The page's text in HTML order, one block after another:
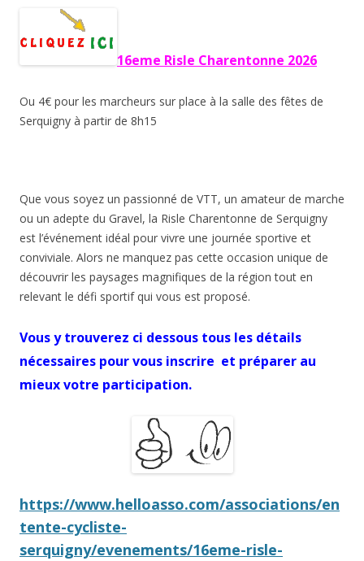
16eme Risle Charentonne 2026
Ou 4€ pour les marcheurs sur place à la salle des fêtes de
Serquigny à partir de 8h15
Que vous soyez un passionné de VTT, un amateur de marche
ou un adepte du Gravel, la Risle Charentonne de Serquigny
est l’événement idéal pour vivre une journée sportive et
conviviale. Alors ne manquez pas cette occasion unique de
découvrir les paysages magnifiques de la région tout en
relevant le défi sportif qui vous est proposé.
Vous y trouverez ci dessous tous les détails
nécessaires pour vous inscrire et préparer au
mieux votre participation.
https://www.helloasso.com/associations/en
tente-cycliste-
serquigny/evenements/16eme-risle-